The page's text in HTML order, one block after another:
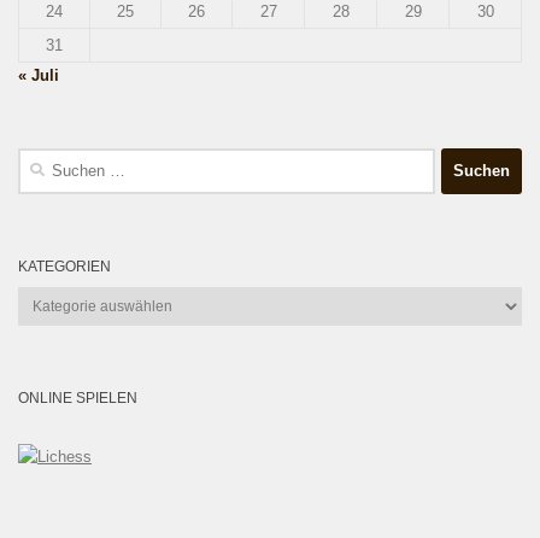
24
25 26 27 28 29
30
31
« Juli
Suchen
KATEGORIEN
Kategorien
ONLINE SPIELEN